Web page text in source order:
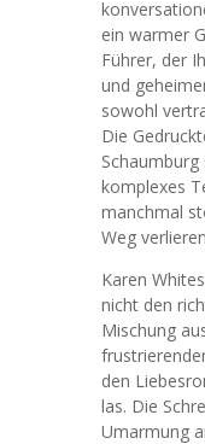
ein warmer
Führer, der
und
sowohl
Die
komplexes
manchmal
Weg
Karen
nicht den
Mischung
den
las. Die
Umarmung